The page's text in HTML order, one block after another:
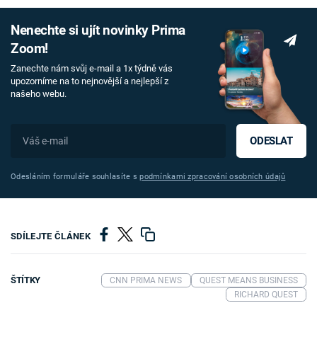
Nenechte si ujít novinky Prima
Zoom!
Zanechte nám svůj e-mail a 1x týdně vás
upozorníme na to nejnovější a nejlepší z
našeho webu.
ODESLAT
Odesláním formuláře souhlasíte spodmínkami zpracování osobních údajů
SDÍLEJTE ČLÁNEK
ŠTÍTKY CNN PRIMA NEWS
QUEST MEANS BUSINESS
RICHARD QUEST